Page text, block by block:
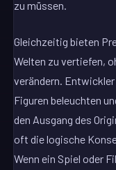
zu müssen.
Gleichzeitig bieten
Welten zu vertiefen,
verändern.
Figuren beleuchten
den Ausgang des
oft die logische
Wenn ein Spiel oder